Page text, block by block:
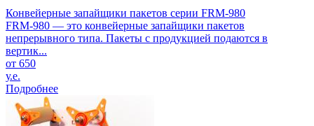
Конвейерные запайщики пакетов серии FRM-980
FRM-980 — это конвейерные запайщики пакетов
непрерывного типа. Пакеты с продукцией подаются в
вертик...
от 650
у.е.
Подробнее